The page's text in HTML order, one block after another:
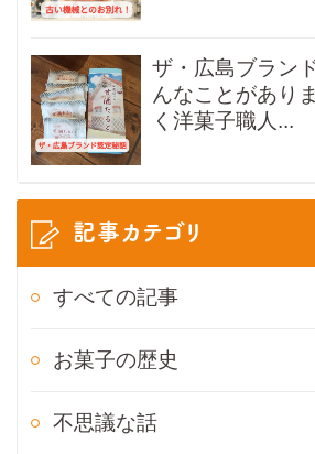
ザ・広島ブラン
んなことがあり
く洋菓子職人...
記事カテゴリ
すべての記事
お菓子の歴史
不思議な話